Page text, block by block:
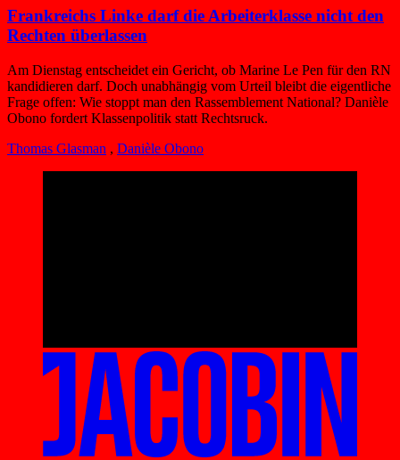
Frankreichs Linke darf die Arbeiterklasse nicht den
Rechten überlassen
Am Dienstag entscheidet ein Gericht, ob Marine Le Pen für den RN
kandidieren darf. Doch unabhängig vom Urteil bleibt die eigentliche
Frage offen: Wie stoppt man den Rassemblement National? Danièle
Obono fordert Klassenpolitik statt Rechtsruck.
Thomas Glasman , Danièle Obono